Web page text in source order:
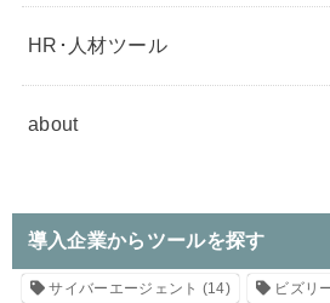
HR･人材ツール
about
導入企業からツールを探す
サイバーエージェント (14) ビズリ